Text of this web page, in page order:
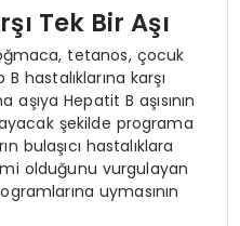
Tek Bir Aşı
tetanos, çocuk
hastalıklarına karşı
Hepatit B aşısının
şekilde programa
bulaşıcı hastalıklara
olduğunu vurgulayan
uymasının